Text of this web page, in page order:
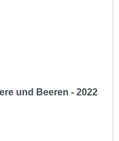
und Beeren - 2022